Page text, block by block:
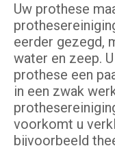
Uw prothese
eerder gezegd,
water en zeep.
prothese een
in een zwak
voorkomt u
bijvoorbeeld